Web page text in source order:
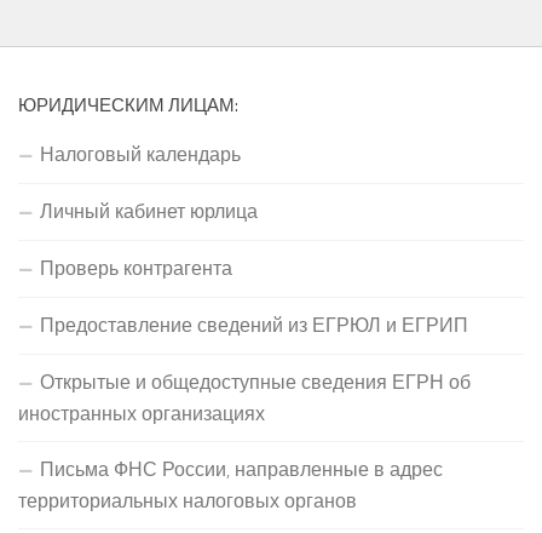
ЮРИДИЧЕСКИМ ЛИЦАМ:
Налоговый календарь
Личный кабинет юрлица
Проверь контрагента
Предоставление сведений из ЕГРЮЛ и ЕГРИП
Открытые и общедоступные сведения ЕГРН об
иностранных организациях
Письма ФНС России, направленные в адрес
территориальных налоговых органов